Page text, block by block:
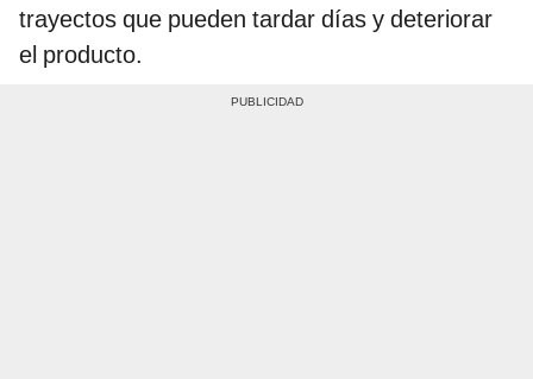
trayectos que pueden tardar días y deteriorar
el producto.